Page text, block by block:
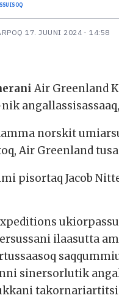
17. JUUNI 2024 - 14:58
Air Greenland
norskit
Air Greenland
pisortaq Jacob
ilaasutta
sinersorlutik